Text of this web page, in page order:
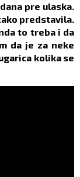
pre ulaska.
predstavila.
to treba i da
da je za neke
kolika se